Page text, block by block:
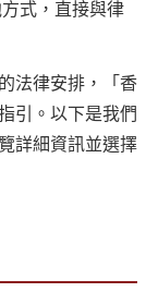
方式，直接與律
法律安排，「香
引。以下是我們
詳細資訊並選擇